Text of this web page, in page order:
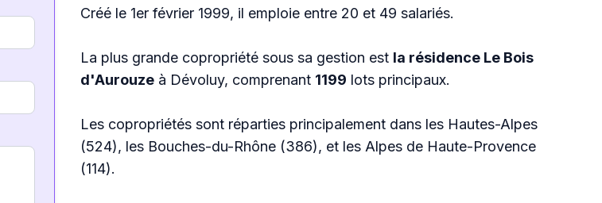
Créé le 1er février 1999, il emploie entre 20 et 49 salariés.
La plus grande copropriété sous sa gestion est la résidence Le Bois
d'Aurouze à Dévoluy, comprenant 1199 lots principaux.
Les copropriétés sont réparties principalement dans les Hautes-Alpes
(524), les Bouches-du-Rhône (386), et les Alpes de Haute-Provence
(114).